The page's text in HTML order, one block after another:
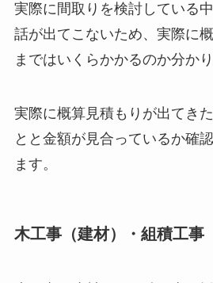
実際に間取りを検討している
話が出てこないため、実際に
まではいくらかかるのか分か
実際に概算見積もりが出てき
とと金額が見合っているか確
ます。
木工事（建材）・組積工事